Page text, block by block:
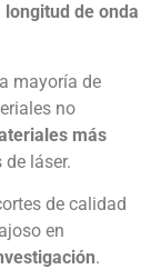
longitud de onda
mayoría de
no
más
láser.
de calidad
en
.